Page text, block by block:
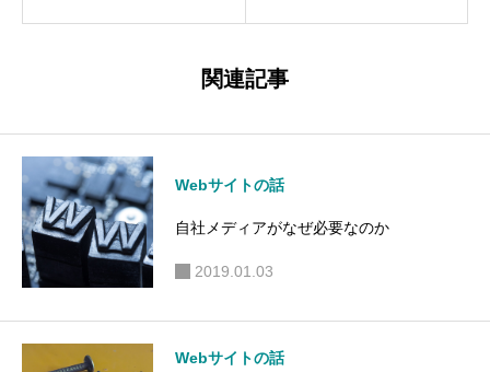
関連記事
Webサイトの話
自社メディアがなぜ必要なのか
2019.01.03
Webサイトの話